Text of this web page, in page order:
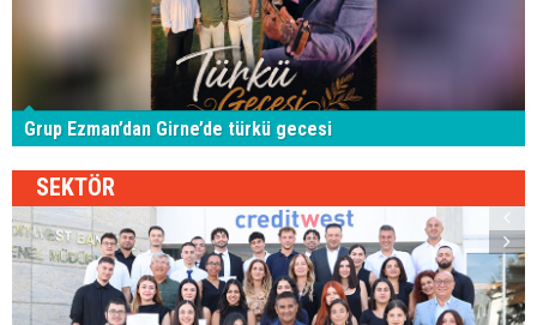
Grup Ezman’dan Girne’de türkü gecesi
SEKTÖR